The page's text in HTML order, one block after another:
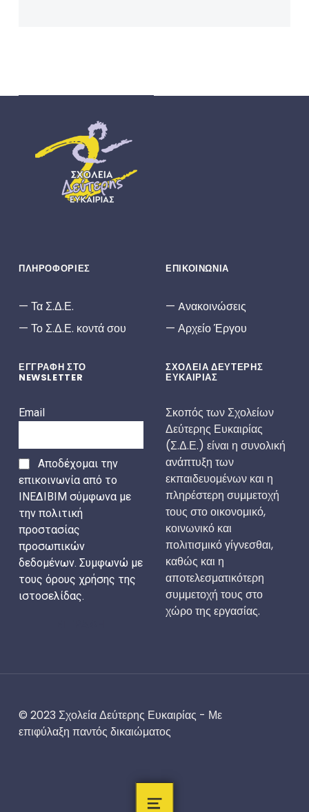
ΣΔΕ
ΣΧΟΛΕΊΑ ΔΕΎΤΕΡΗΣ ΕΥΚΑΙΡΊΑΣ
ΠΛΗΡΟΦΟΡΙΕΣ
Τα Σ.Δ.Ε.
Το Σ.Δ.Ε. κοντά σου
ΕΠΙΚΟΙΝΩΝΙΑ
Aνακοινώσεις
Αρχείο Έργου
ΕΓΓΡΑΦΗ ΣΤΟ
NEWSLETTER
Email
Αποδέχομαι την
επικοινωνία από το
ΙΝΕΔΙΒΙΜ σύμφωνα με
την πολιτική
προστασίας
προσωπικών
δεδομένων. Συμφωνώ με
τους όρους χρήσης της
ιστοσελίδας.
ΣΧΟΛΕΙΑ ΔΕΥΤΕΡΗΣ
ΕΥΚΑΙΡΙΑΣ
Σκοπός των Σχολείων
Δεύτερης Ευκαιρίας
(Σ.Δ.Ε.) είναι η συνολική
ανάπτυξη των
εκπαιδευομένων και η
πληρέστερη συμμετοχή
τους στο οικονομικό,
κοινωνικό και
πολιτισμικό γίγνεσθαι,
καθώς και η
αποτελεσματικότερη
συμμετοχή τους στο
χώρο της εργασίας.
© 2023 Σχολεία Δεύτερης Ευκαιρίας - Με
επιφύλαξη παντός δικαιώματος